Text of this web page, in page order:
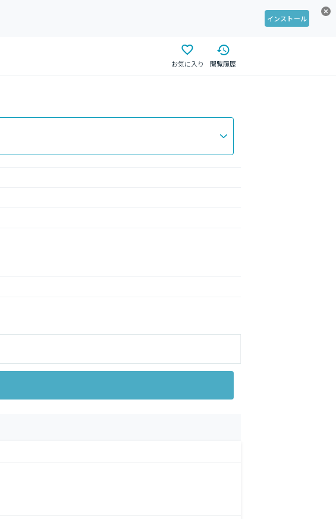
インストール
お気に入り 閲覧履歴